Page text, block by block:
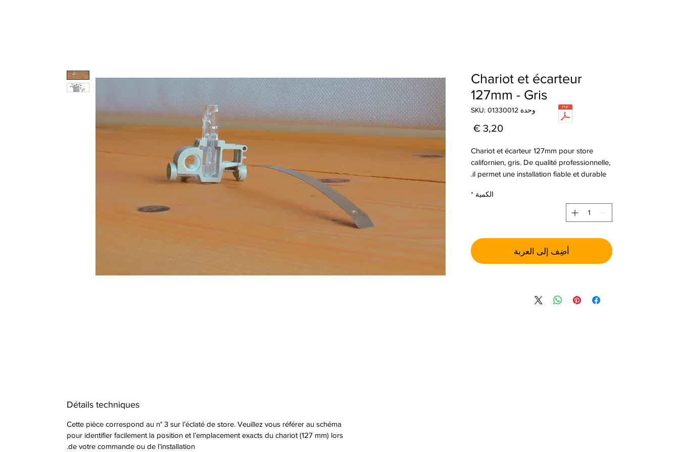
Chariot et écarteur
127mm - Gris
وحدة SKU: 01330012
السعر
Chariot et écarteur 127mm pour store
californien, gris. De qualité professionnelle,
il permet une installation fiable et durable.
الكمية *
أضِف إلى العربة
Détails techniques
Cette pièce correspond au n° 3 sur l’éclaté de store. Veuillez vous référer au schéma
pour identifier facilement la position et l’emplacement exacts du chariot (127 mm) lors
de votre commande ou de l’installation.